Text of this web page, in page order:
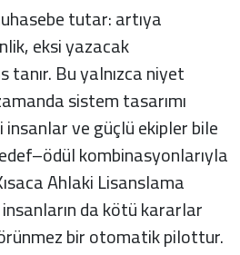
tutar: artıya
eksi yazacak
Bu yalnızca niyet
sistem tasarımı
ve güçlü ekipler bile
kombinasyonlarıyla
Ahlaki Lisanslama
da kötü kararlar
bir otomatik pilottur.